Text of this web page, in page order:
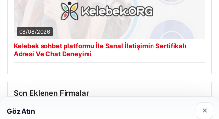
08/08/2026
Kelebek sohbet platformu İle Sanal İletişimin Sertifikalı
Adresi Ve Chat Deneyimi
Son Eklenen Firmalar
Hastaş Beton
Göz Atın ×